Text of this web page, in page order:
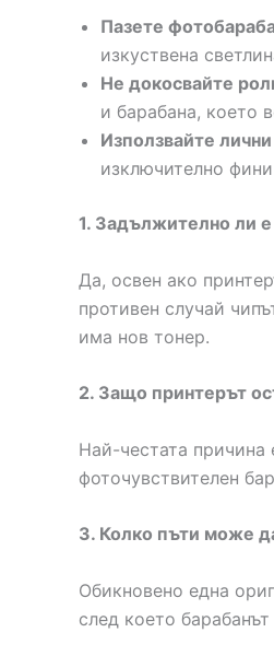
Пазете
изкуствена
Не докосвайте
и барабана, което
Използвайте
изключително
1. Задължително ли
Да, освен ако
противен случай
има нов тонер.
2. Защо принтерът
Най-честата причина
фоточувствителен
3. Колко пъти може
Обикновено една
след което